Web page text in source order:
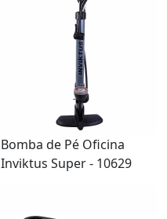
Bomba de Pé Oficina
Inviktus Super - 10629